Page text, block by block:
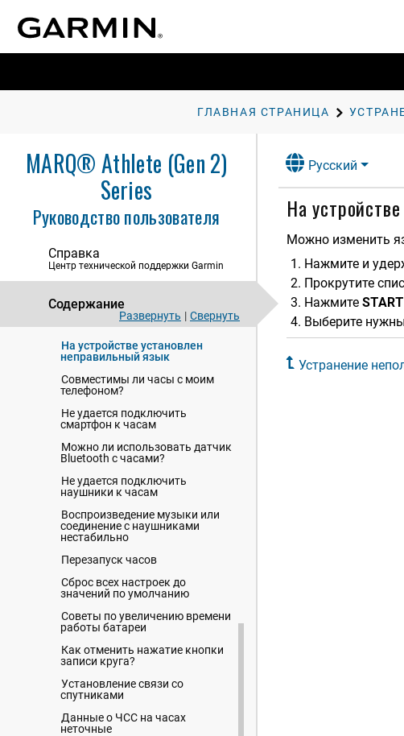
ГЛАВНАЯ СТРАНИЦА
MARQ® Athlete (Gen 2)
Series
Руководство пользователя
Справка
Центр технической поддержки Garmin
Содержание
Развернуть | Свернуть
Профиль пользователя
Настройка отображения данных о
Навигация
Настройки диспетчера питания
Настройки системы
Информация об устройстве
Устранение неполадок
Обновления продукта
Дополнительная информация
На устройстве установлен
неправильный язык
Совместимы ли часы с моим
телефоном?
Не удается подключить
смартфон к часам
Можно ли использовать датчик
Bluetooth с часами?
Не удается подключить
наушники к часам
Воспроизведение музыки или
соединение с наушниками
нестабильно
Перезапуск часов
Сброс всех настроек до
значений по умолчанию
Советы по увеличению времени
работы батареи
Как отменить нажатие кнопки
записи круга?
Установление связи со
спутниками
Данные о ЧСС на часах
неточные
Русский
На
Можно изменить
Нажмите и
Прокрутите
Нажмите START
Выберите
Устранение